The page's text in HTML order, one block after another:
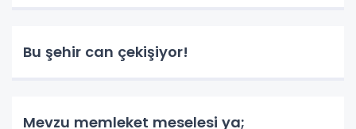
Bu şehir can çekişiyor!
Mevzu memleket meselesi ya;